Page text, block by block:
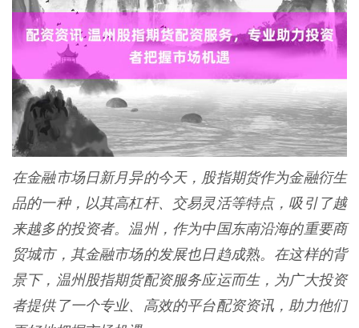
在金融市场日新月异的今天，股指期货作为金融衍生
品的一种，以其高杠杆、交易灵活等特点，吸引了越
来越多的投资者。温州，作为中国东南沿海的重要商
贸城市，其金融市场的发展也日趋成熟。在这样的背
景下，温州股指期货配资服务应运而生，为广大投资
者提供了一个专业、高效的平台配资资讯，助力他们